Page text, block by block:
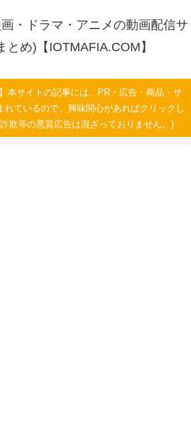
・ドラマ・アニメの動画配信サ
とめ)【IOTMAFIA.COM】
本サイトの記事には、PR・広告・商品・サ
れているので、興味関心があればクリックし
欺等の悪質広告は混ざっておりません。)